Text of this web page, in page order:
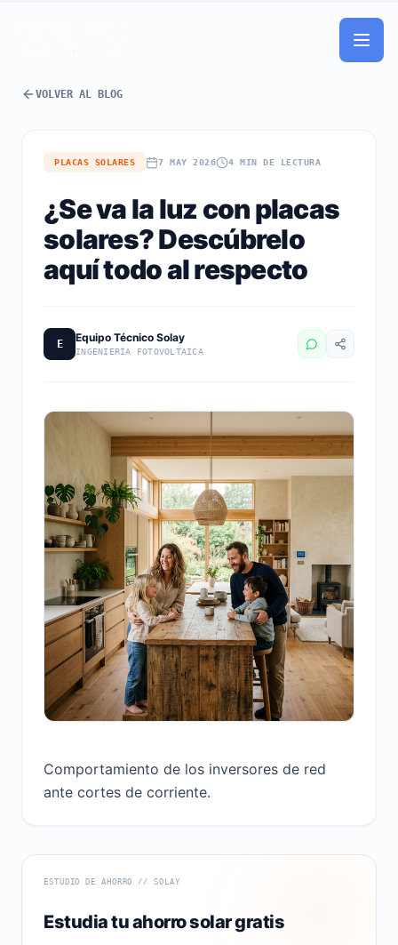
VOLVER AL BLOG
PLACAS SOLARES 7 MAY 2026 4 MIN DE LECTURA
¿Se va la luz con placas
solares? Descúbrelo
aquí todo al respecto
E
Equipo Técnico Solay
INGENIERÍA FOTOVOLTAICA
Comportamiento de los inversores de red
ante cortes de corriente.
ESTUDIO DE AHORRO // SOLAY
Estudia tu ahorro solar gratis